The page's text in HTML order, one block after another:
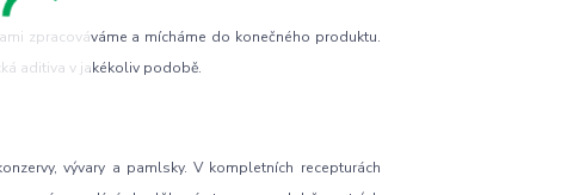
zpracováváme a mícháme do konečného produktu.
aditiva v jakékoliv podobě.
vývary a pamlsky. V kompletních recepturách